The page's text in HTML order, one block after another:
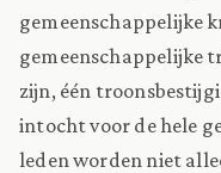
gemeenschappelijke
gemeenschappelijke
zijn, één
intocht voor de hele
leden worden niet